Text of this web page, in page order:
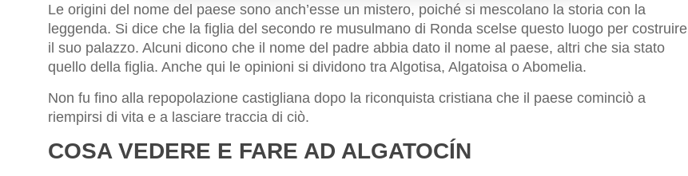
Le origini del nome del paese sono anch’esse un mistero, poiché si mescolano la storia con la
leggenda. Si dice che la figlia del secondo re musulmano di Ronda scelse questo luogo per costruire
il suo palazzo. Alcuni dicono che il nome del padre abbia dato il nome al paese, altri che sia stato
quello della figlia. Anche qui le opinioni si dividono tra Algotisa, Algatoisa o Abomelia.
Non fu fino alla repopolazione castigliana dopo la riconquista cristiana che il paese cominciò a
riempirsi di vita e a lasciare traccia di ciò.
COSA VEDERE E FARE AD ALGATOCÍN